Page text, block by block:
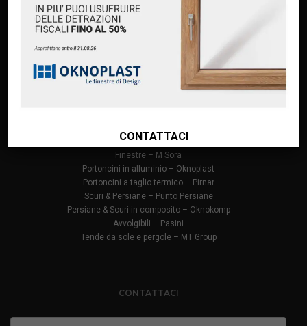
Servizi
Premium Partner Oknoplast
Finanziamento Oknoplast
Finestre in alluminio – Oknoplast
Finestre – M Sora
Portoncini in alluminio – Oknoplast
Portoncini a taglio termico – Pirnar
Scuri & Persiane – Punto Persiane
Persiane & Scuri in composito – Oknokomp
Avvolgibili – Pasini
Tende da sole e pergole – MT Group
CONTATTACI
CONTATTACI